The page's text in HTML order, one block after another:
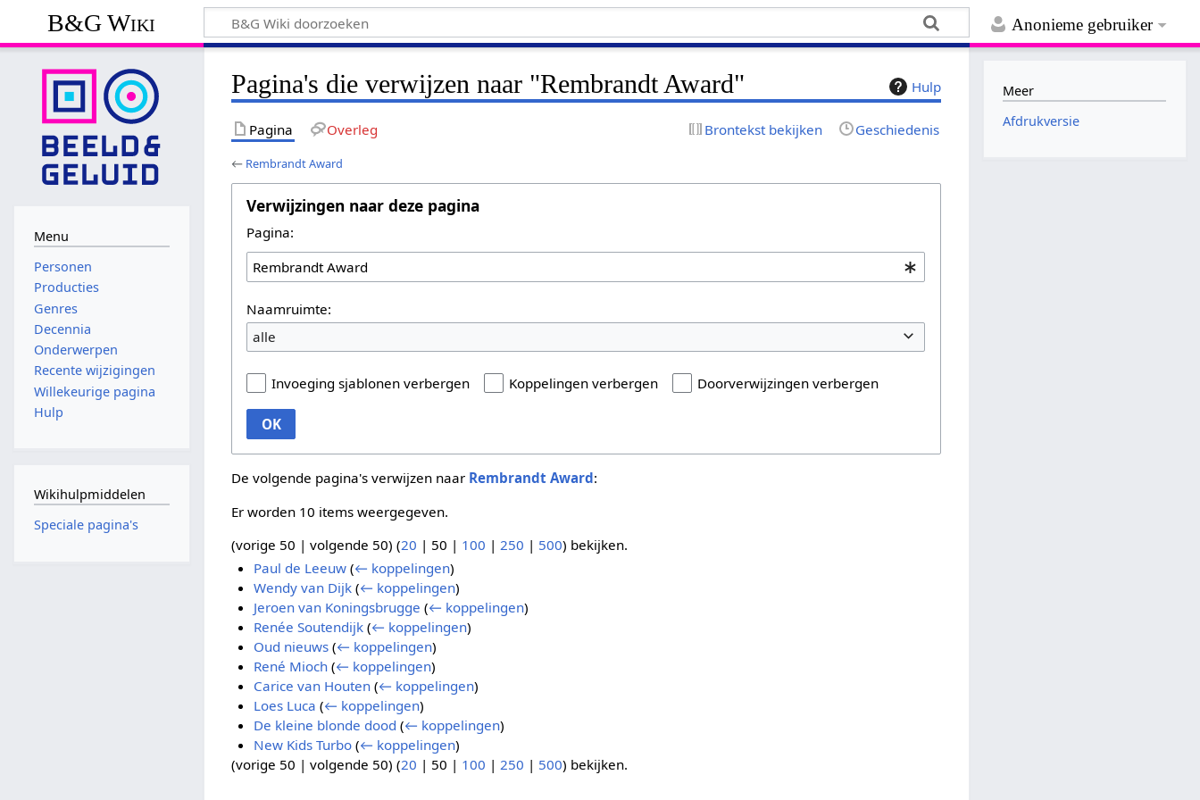
Anonieme gebruiker
B&G Wiki
Hulp
Pagina's die verwijzen naar "Rembrandt Award"
Pagina Overleg Brontekst bekijken Geschiedenis
← Rembrandt Award
Verwijzingen naar deze pagina
Pagina:
Naamruimte:
alle
Invoeging sjablonen verbergen Koppelingen verbergen Doorverwijzingen verbergen
OK
De volgende pagina's verwijzen naar Rembrandt Award:
Er worden 10 items weergegeven.
(vorige 50 |volgende 50) (20 | 50 | 100 | 250 | 500) bekijken.
Paul de Leeuw (← koppelingen)
Wendy van Dijk (← koppelingen)
Jeroen van Koningsbrugge (← koppelingen)
Renée Soutendijk (← koppelingen)
Oud nieuws (← koppelingen)
René Mioch (← koppelingen)
Carice van Houten (← koppelingen)
Loes Luca (← koppelingen)
De kleine blonde dood (← koppelingen)
New Kids Turbo (← koppelingen)
(vorige 50 |volgende 50) (20 | 50 | 100 |250 | 500) bekijken.
Menu
Personen
Producties
Genres
Decennia
Onderwerpen
Recente wijzigingen
Willekeurige pagina
Hulp
Wikihulpmiddelen
Speciale pagina's
Meer
Afdrukversie